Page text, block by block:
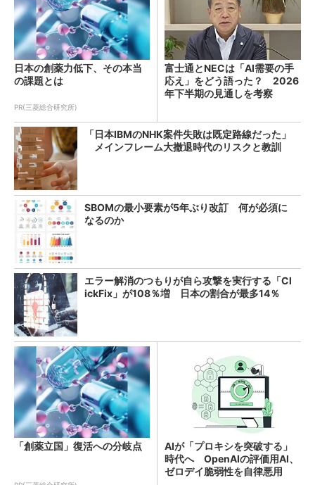
日本の創薬力低下、その本当
の課題とは
PR(三菱総合研究所)
富士通とNECは「AI需要の手
応え」をどう語った？ 2026
年下半期の見通しを考察
「日本IBMのNHK案件失敗は既定路線だった」
メインフレーム大撤退時代のリスクと教訓
SBOMの最小要素が5年ぶり改訂 何が必須に
なるのか
エラー解消のつもりが自ら攻撃を実行する「Cl
ickFix」が108％増 日本の割合が最多14％
「創薬立国」復活への分岐点
AIが「プロキシを突破する」
時代へ OpenAIの評価用AI、
ゼロデイ脆弱性を自律悪用